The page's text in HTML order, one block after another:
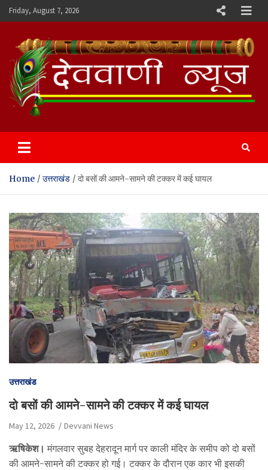
Skip
to
Friday, August 7, 2026
Devvani News Portal
Home उत्तराखंड दो बसों की आमने-सामने की टक्कर में कई घायल
उत्तराखंड
दो बसों की आमने-सामने की टक्कर में कई घायल
May 12, 2026 Devvani News
ऋषिकेश। मंगलवार सुबह देहरादून मार्ग पर काली मंदिर के समीप को दो बसों
की आमने-सामने की टक्कर हो गई। टक्कर के दौरान एक कार भी इसकी